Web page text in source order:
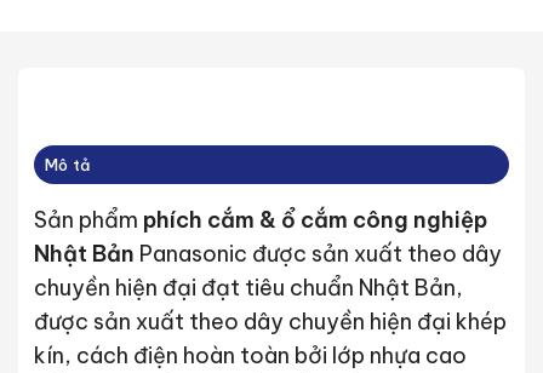
Mô tả
Sản phẩm phích cắm & ổ cắm công nghiệp
Nhật Bản Panasonic được sản xuất theo dây
chuyền hiện đại đạt tiêu chuẩn Nhật Bản,
được sản xuất theo dây chuyền hiện đại khép
kín, cách điện hoàn toàn bởi lớp nhựa cao